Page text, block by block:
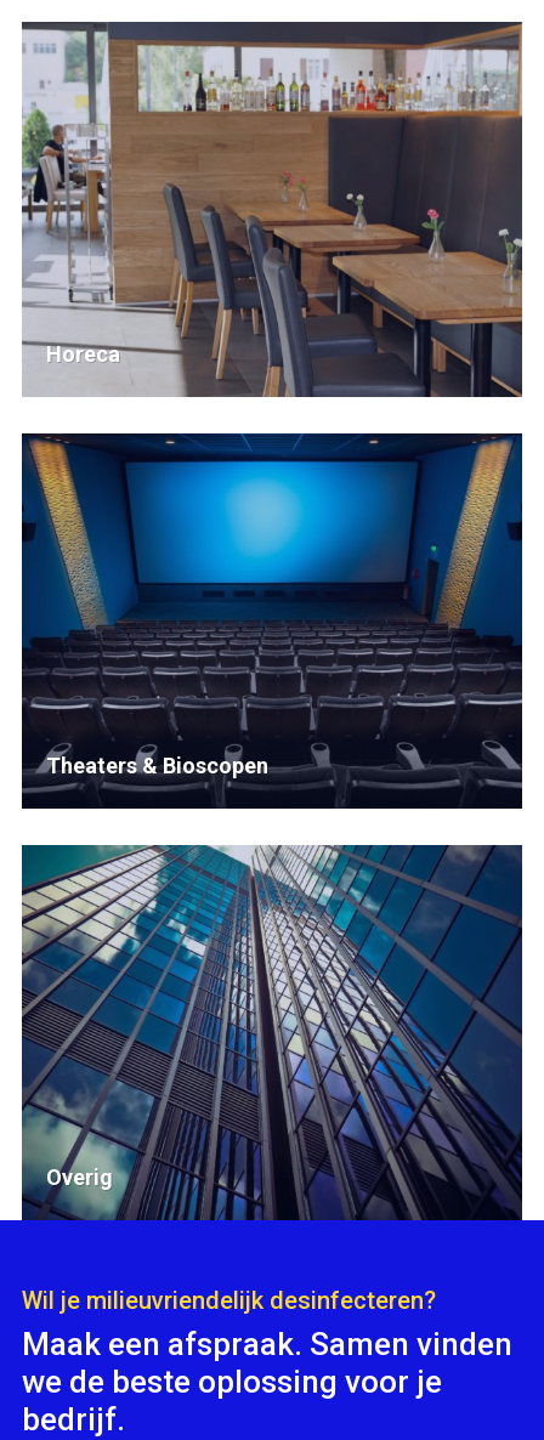
Horeca
Theaters & Bioscopen
Overig
Wil je milieuvriendelijk desinfecteren?
Maak een afspraak. Samen vinden
we de beste oplossing voor je
bedrijf.